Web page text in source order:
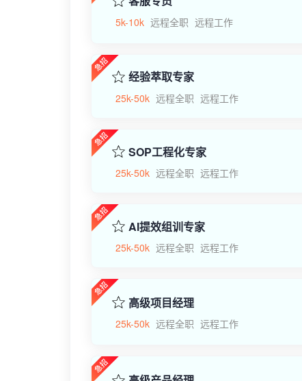
5k-10k 远程全职 远程工作
经验萃取专家
25k-50k 远程全职 远程工作
SOP工程化专家
25k-50k 远程全职 远程工作
AI提效组训专家
25k-50k 远程全职 远程工作
高级项目经理
25k-50k 远程全职 远程工作